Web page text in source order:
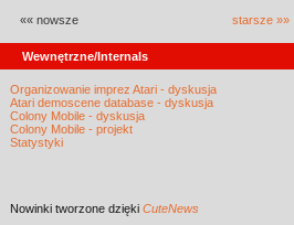
«« nowsze starsze »»
Wewnętrzne/Internals
Organizowanie imprez Atari - dyskusja
Atari demoscene database - dyskusja
Colony Mobile - dyskusja
Colony Mobile - projekt
Statystyki
Nowinki tworzone dzięki CuteNews